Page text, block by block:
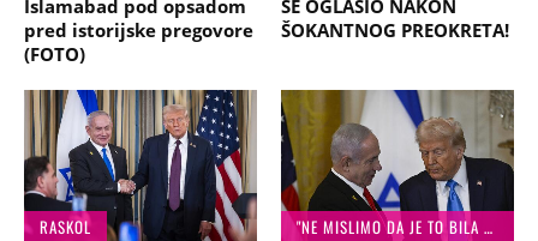
Islamabad pod opsadom
pred istorijske pregovore
(FOTO)
SE OGLASIO NAKON
ŠOKANTNOG PREOKRETA!
RASKOL
"NE MISLIMO DA JE TO BILA DOBRA IDEJA"